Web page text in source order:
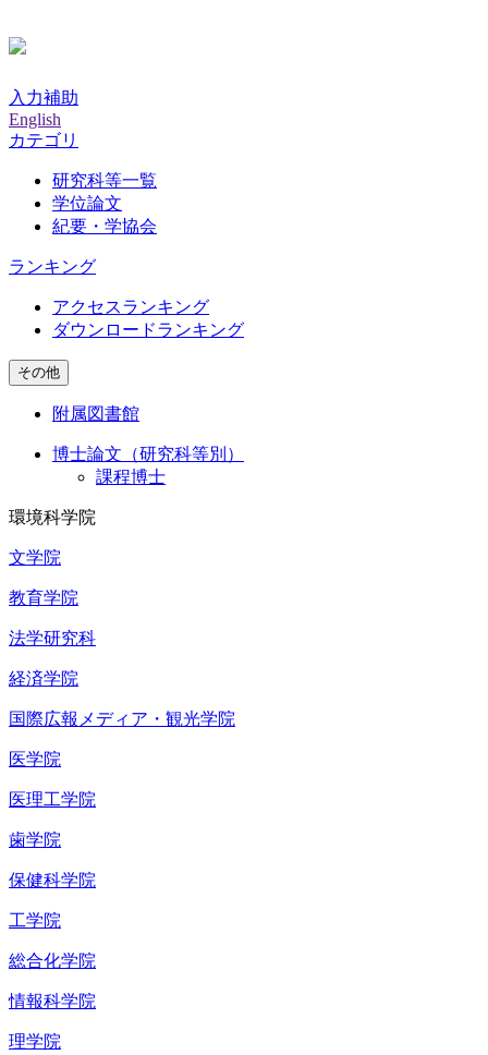
入力補助
English
カテゴリ
研究科等一覧
学位論文
紀要・学協会
ランキング
アクセスランキング
ダウンロードランキング
その他
附属図書館
博士論文（研究科等別）
課程博士
環境科学院
文学院
教育学院
法学研究科
経済学院
国際広報メディア・観光学院
医学院
医理工学院
歯学院
保健科学院
工学院
総合化学院
情報科学院
理学院